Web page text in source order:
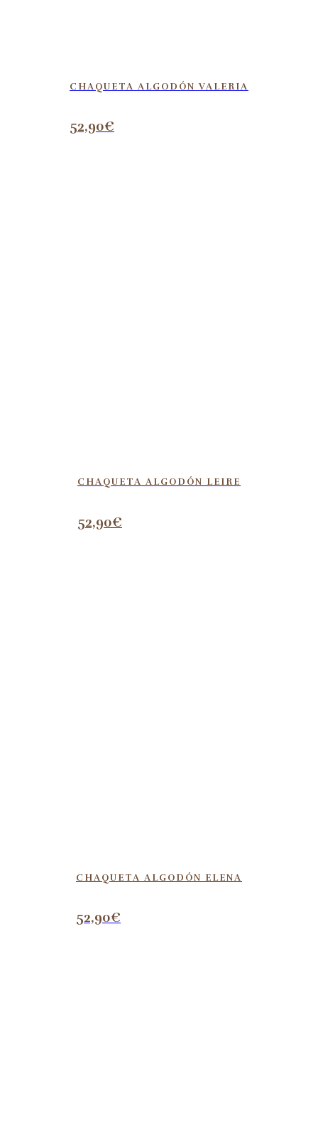
CHAQUETA ALGODÓN VALERIA
52,90€
CHAQUETA ALGODÓN LEIRE
52,90€
CHAQUETA ALGODÓN ELENA
52,90€